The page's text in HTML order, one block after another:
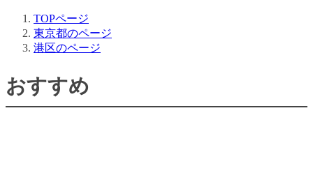
TOPページ
東京都のページ
港区のページ
おすすめ